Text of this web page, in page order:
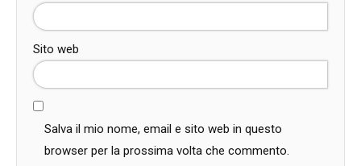
Sito web
Salva il mio nome, email e sito web in questo
browser per la prossima volta che commento.